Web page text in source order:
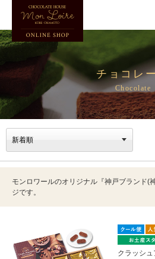
チョコレ
Chocolate
モンロワールのオリジナル『神戸ブランド(
ジです。
クラッシ